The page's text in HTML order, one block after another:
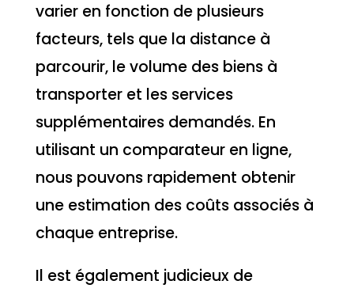
varier en fonction de plusieurs
facteurs, tels que la distance à
parcourir, le volume des biens à
transporter et les services
supplémentaires demandés. En
utilisant un comparateur en ligne,
nous pouvons rapidement obtenir
une estimation des coûts associés à
chaque entreprise.
Il est également judicieux de